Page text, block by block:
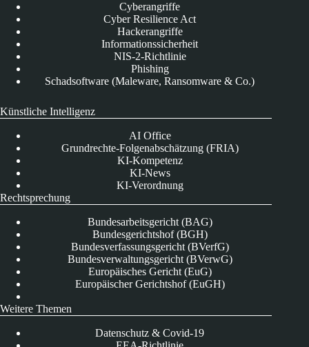
Cyberangriffe
Cyber Resilience Act
Hackerangriffe
Informationssicherheit
NIS-2-Richtlinie
Phishing
Schadsoftware (Maleware, Ransomware & Co.)
Künstliche Intelligenz
AI Office
Grundrechte-Folgenabschätzung (FRIA)
KI-Kompetenz
KI-News
KI-Verordnung
Rechtsprechung
Bundesarbeitsgericht (BAG)
Bundesgerichtshof (BGH)
Bundesverfassungsgericht (BVerfG)
Bundesverwaltungsgericht (BVerwG)
Europäisches Gericht (EuG)
Europäischer Gerichtshof (EuGH)
Weitere Themen
Datenschutz & Covid-19